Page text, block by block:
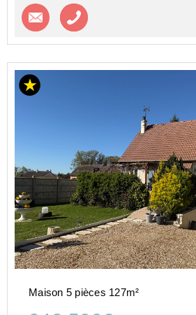
Contacter l'agence
Maison 5 pièces 127m²